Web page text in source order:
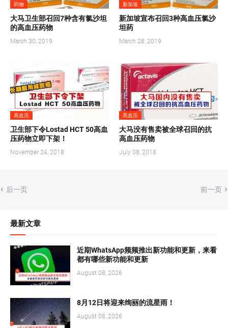
药物
大马卫生部召回7种含有氯沙坦
的高血压药物
March 30, 2019
新加坡
新加坡宣布召回3种高血压氯沙
坦药
March 28, 2019
高血压
卫生部下令Lostad HCT 50高血
压药物立即下架！
November 24, 2018
高血压
大马没有售卖被全球召回的抗
高血压药物
July 08, 2018
后一页 前一页
最新文章
近期WhatsApp频频推出新功能和更新，来看
都有哪些新功能和更新
August 08, 2026
8月12日将迎来绚丽的流星雨！
August 08, 2026